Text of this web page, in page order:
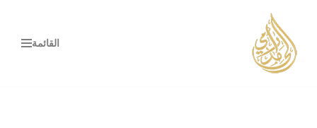
تخطى
إلى
القائمة